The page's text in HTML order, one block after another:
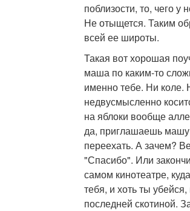
поблизости, то, чего
Не отыщется. Таким
всей ее широты.
Такая вот хорошая
маша по каким-то
именно тебе. Ни коле.
недвусмысленно
на яблоки вообще
да, приглашаешь машу
переехать. А зачем?
"Спасибо". Или
самом кинотеатре,
тебя, и хоть ты
последней скотиной.